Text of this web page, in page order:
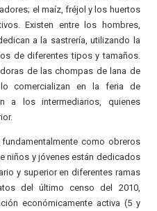
el maíz, fréjol y los huertos
Existen entre los hombres,
a la sastrería, utilizando la
de diferentes tipos y tamaños.
de las chompas de lana de
comercializan en la feria de
a los intermediarios, quienes
como obreros
niños y jóvenes están dedicados
y superior en diferentes ramas
del último censo del 2010,
económicamente activa (5 y